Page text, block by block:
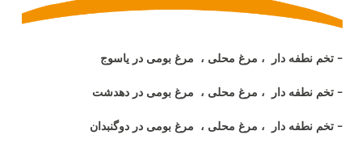
- تخم نطفه دار ، مرغ محلی ، مرغ بومی در یاسوج
- تخم نطفه دار ، مرغ محلی ، مرغ بومی در دهدشت
- تخم نطفه دار ، مرغ محلی ، مرغ بومی در دوگنبدان